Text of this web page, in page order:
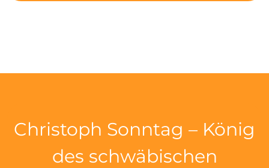
Christoph Sonntag – König
des schwäbischen